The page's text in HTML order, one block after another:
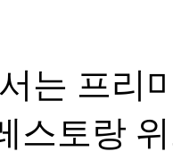
는 프리
스토랑